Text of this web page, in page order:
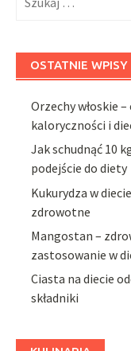
OSTATNIE WPISY
Orzechy włoskie
kaloryczności i
Jak schudnąć 10
podejście do diety
Kukurydza w
zdrowotne
Mangostan –
zastosowanie w
Ciasta na diecie
składniki